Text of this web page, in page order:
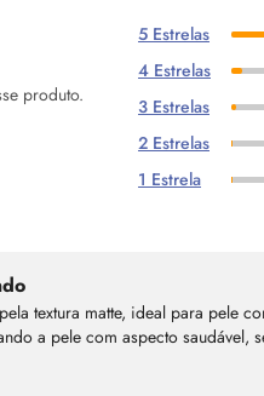
produto.
5 Estrelas
4 Estrelas
3 Estrelas
2 Estrelas
1 Estrela
textura matte, ideal para pele
a pele com aspecto saudável,